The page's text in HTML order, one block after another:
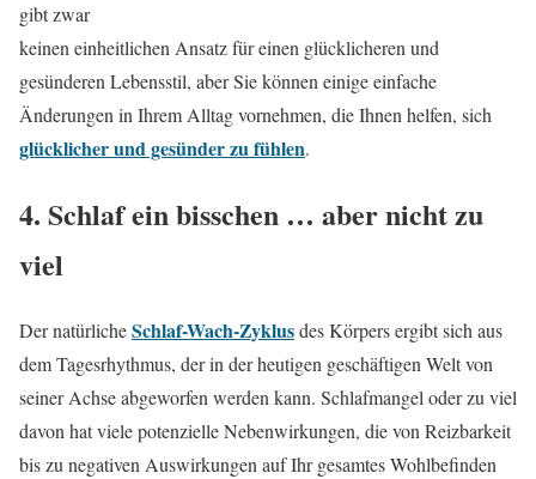
gibt zwar
keinen einheitlichen Ansatz für einen glücklicheren und
gesünderen Lebensstil, aber Sie können einige einfache
Änderungen in Ihrem Alltag vornehmen, die Ihnen helfen, sich
glücklicher und gesünder zu fühlen.
4. Schlaf ein bisschen … aber nicht zu
viel
Der natürlicheSchlaf-Wach-Zyklusdes Körpers ergibt sich aus
dem Tagesrhythmus, der in der heutigen geschäftigen Welt von
seiner Achse abgeworfen werden kann. Schlafmangel oder zu viel
davon hat viele potenzielle Nebenwirkungen, die von Reizbarkeit
bis zu negativen Auswirkungen auf Ihr gesamtes Wohlbefinden